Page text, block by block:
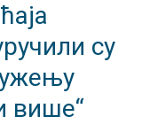
су
више“